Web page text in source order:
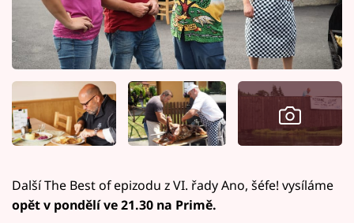
Další The Best of epizodu z VI. řady Ano, šéfe! vysíláme
opět v pondělí ve 21.30 na Primě.